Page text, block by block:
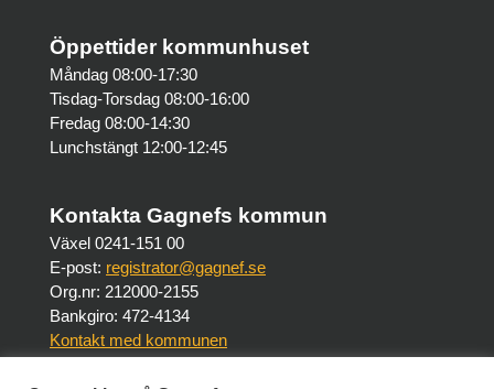
Öppettider kommunhuset
Måndag 08:00-17:30
Tisdag-Torsdag 08:00-16:00
Fredag 08:00-14:30
Lunchstängt 12:00-12:45
Kontakta Gagnefs kommun
Växel 0241-151 00
E-post: registrator@gagnef.se
Org.nr: 212000-2155
Bankgiro: 472-4134
Kontakt med kommunen